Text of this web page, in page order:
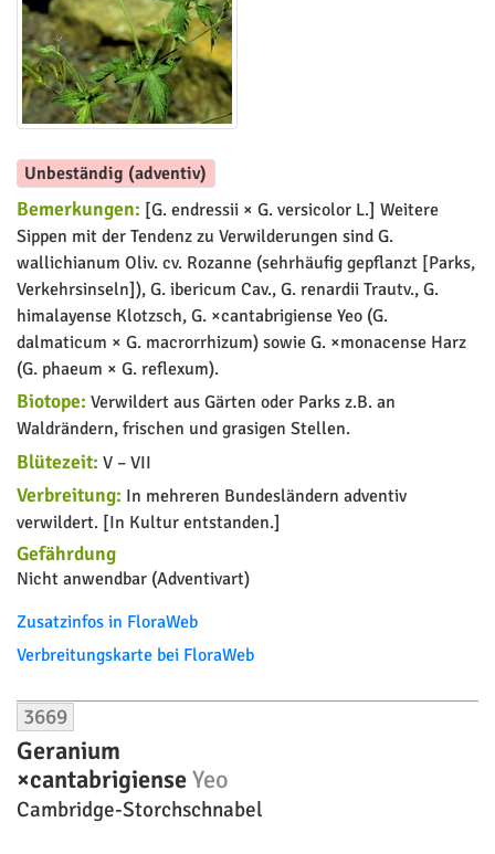
Unbeständig (adventiv)
Bemerkungen: [G. endressii × G. versicolor L.] Weitere
Sippen mit der Tendenz zu Verwilderungen sind G.
wallichianum Oliv. cv. Rozanne (sehrhäufig gepflanzt [Parks,
Verkehrsinseln]), G. ibericum Cav., G. renardii Trautv., G.
himalayense Klotzsch, G. ×cantabrigiense Yeo (G.
dalmaticum × G. macrorrhizum) sowie G. ×monacense Harz
(G. phaeum × G. reflexum).
Biotope: Verwildert aus Gärten oder Parks z.B. an
Waldrändern, frischen und grasigen Stellen.
Blütezeit: V – VII
Verbreitung: In mehreren Bundesländern adventiv
verwildert. [In Kultur entstanden.]
Gefährdung
Nicht anwendbar (Adventivart)
Zusatzinfos in FloraWeb
Verbreitungskarte bei FloraWeb
3669
Geranium
×cantabrigienseYeo
Cambridge-Storchschnabel